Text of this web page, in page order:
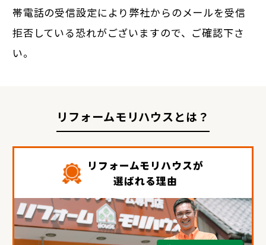
帯電話の受信設定により弊社からのメールを受信
拒否している恐れがございますので、ご確認下さ
い。
リフォームモリハウスとは？
リフォームモリハウスが
選ばれる理由